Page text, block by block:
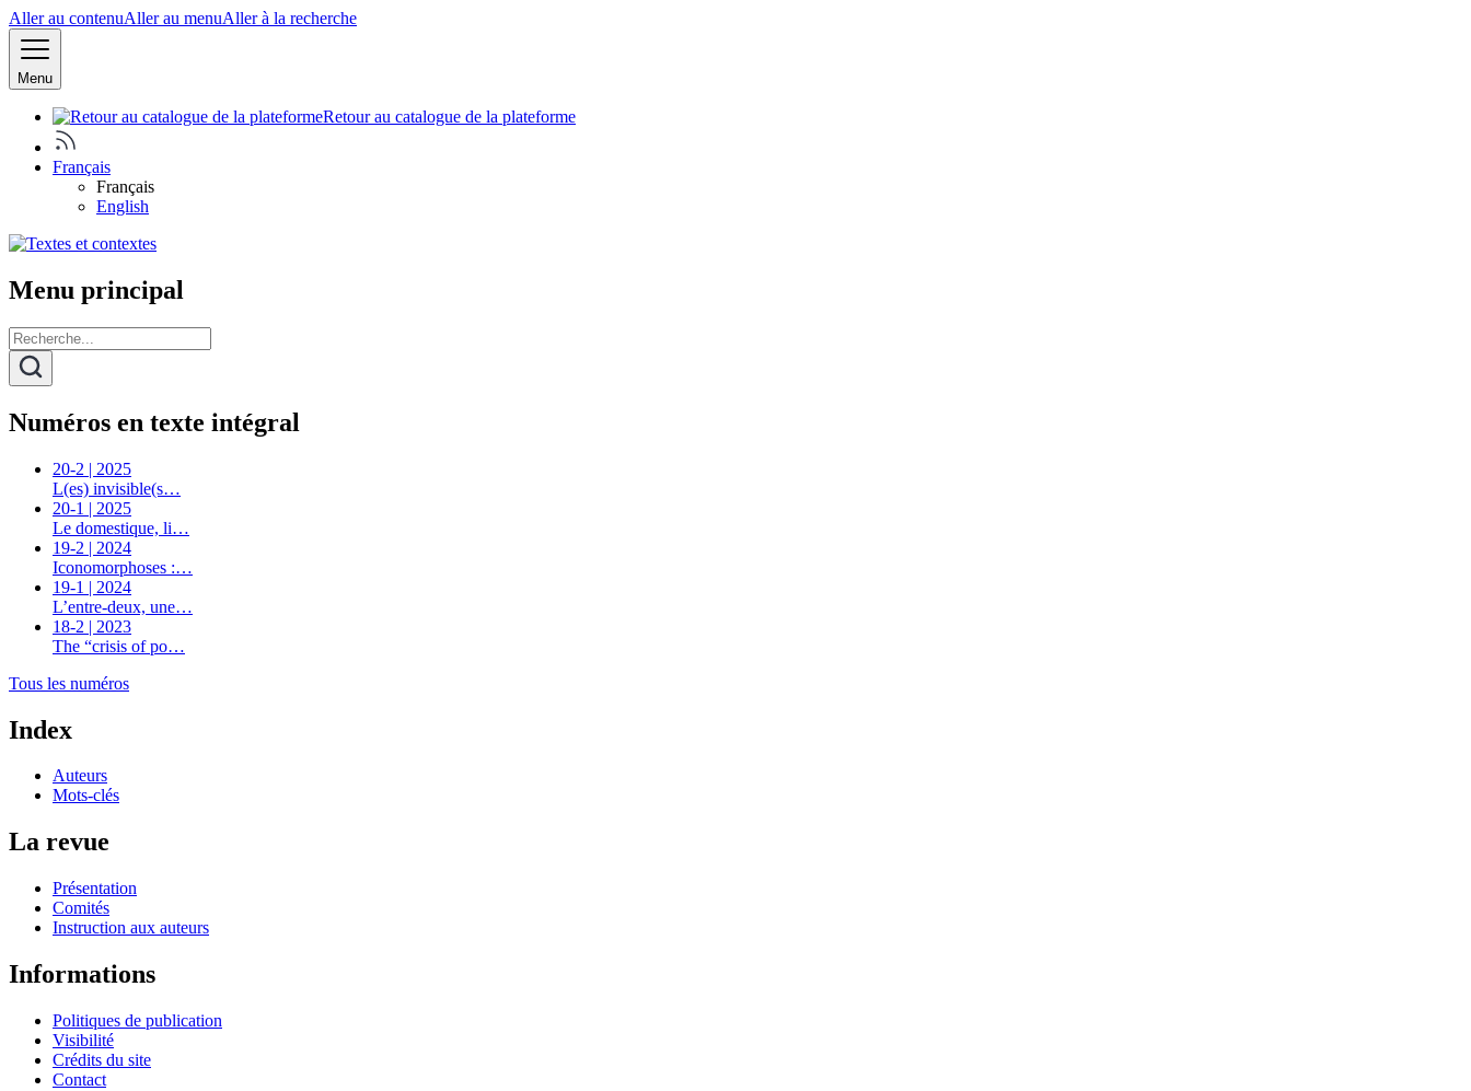
Aller au contenuAller au menuAller à la recherche
Menu
Retour au catalogue de la plateforme
Français
Français
English
Menu principal
Numéros en texte intégral
20-2 | 2025
L(es) invisible(s…
20-1 | 2025
Le domestique, li…
19-2 | 2024
Iconomorphoses :…
19-1 | 2024
L’entre-deux, une…
18-2 | 2023
The “crisis of po…
Tous les numéros
Index
Auteurs
Mots-clés
La revue
Présentation
Comités
Instruction aux auteurs
Informations
Politiques de publication
Visibilité
Crédits du site
Contact